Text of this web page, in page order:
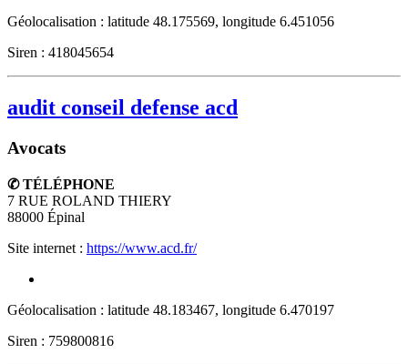
Géolocalisation : latitude 48.175569, longitude 6.451056
Siren : 418045654
audit conseil defense acd
Avocats
✆ TÉLÉPHONE
7 RUE ROLAND THIERY
88000 Épinal
Site internet : https://www.acd.fr/
Géolocalisation : latitude 48.183467, longitude 6.470197
Siren : 759800816